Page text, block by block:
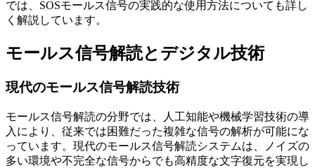
では、SOSモールス信号の実践的な使用方法についても詳し
く解説しています。
モールス信号解読とデジタル技術
現代のモールス信号解読技術
モールス信号解読の分野では、人工知能や機械学習技術の導
入により、従来では困難だった複雑な信号の解析が可能にな
っています。現代のモールス信号解読システムは、ノイズの
多い環境や不完全な信号からでも高精度な文字復元を実現し